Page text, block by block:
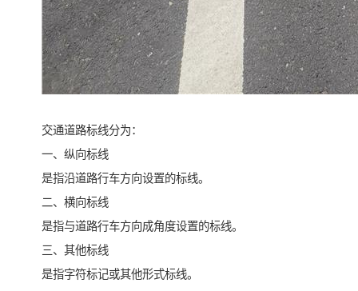
交通道路标线分为：
一、纵向标线
是指沿道路行车方向设置的标线。
二、横向标线
是指与道路行车方向成角度设置的标线。
三、其他标线
是指字符标记或其他形式标线。